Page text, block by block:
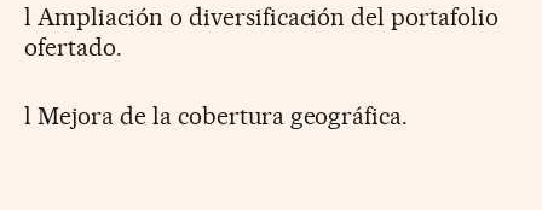
l Ampliación o diversificación del portafolio
ofertado.
l Mejora de la cobertura geográfica.